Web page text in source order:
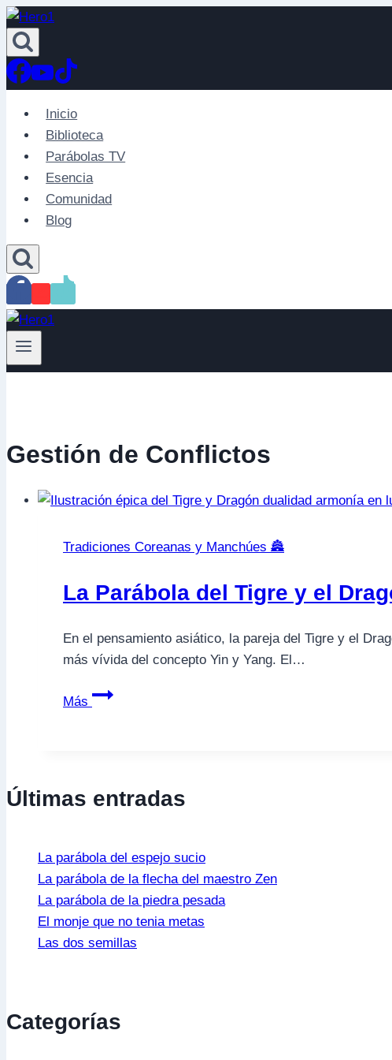
Saltar
al
contenido
Inicio
Biblioteca
Parábolas TV
Esencia
Comunidad
Blog
Gestión de Conflictos
Tradiciones Coreanas y Manchúes 🏯
La Parábola del Tigre y el
En el pensamiento asiático, la pareja del Tigre y el
más vívida del concepto Yin y Yang. El…
Más
La
el
y
Armonía
Últimas entradas
La parábola del espejo sucio
La parábola de la flecha del maestro Zen
La parábola de la piedra pesada
El monje que no tenia metas
Las dos semillas
Categorías